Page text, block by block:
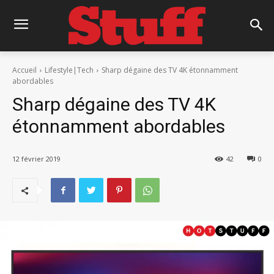
Accueil Lifestyle|Tech
Sharp dégaine des TV 4K étonnamment
abordables
Sharp dégaine des TV 4K
étonnamment abordables
12 février 2019 0
42